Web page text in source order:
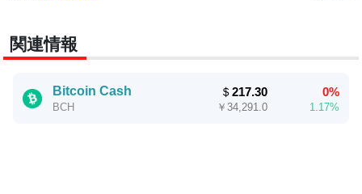
関連情報
Bitcoin Cash
BCH
＄217.30
￥ 34,291.0
0%
1.17%